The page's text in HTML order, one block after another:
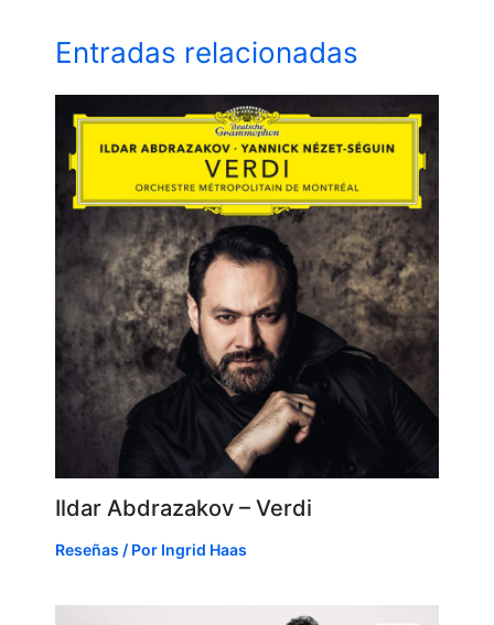
Entradas relacionadas
Ildar Abdrazakov – Verdi
Reseñas / Por Ingrid Haas